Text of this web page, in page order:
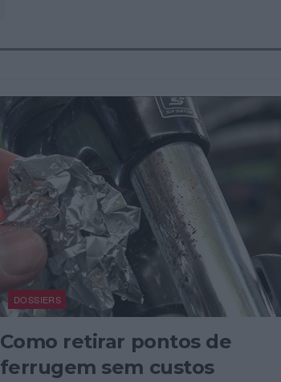
DOSSIERS
Como retirar pontos de
ferrugem sem custos